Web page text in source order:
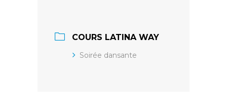
COURS LATINA WAY
Soirée dansante